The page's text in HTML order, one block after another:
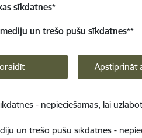
sīkdatnes*
un trešo pušu sīkdatnes**
Apstiprināt
- nepieciešamas, lai
un trešo pušu sīkdatnes -